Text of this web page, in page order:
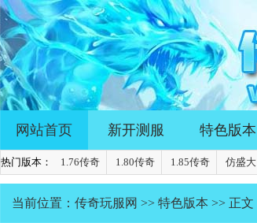
网站首页 新开测服 特色版本
热门版本： 1.76传奇 1.80传奇 1.85传奇 仿盛大
当前位置： 传奇玩服网 >> 特色版本 >> 正文